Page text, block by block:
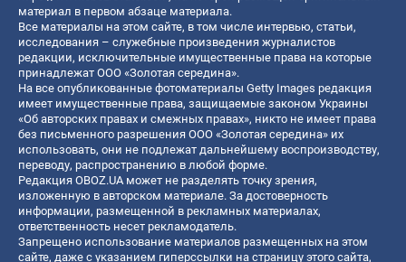
материал в первом абзаце материала.
Все материалы на этом сайте, в том числе интервью, статьи,
исследования – служебные произведения журналистов
редакции, исключительные имущественные права на которые
принадлежат ООО «Золотая середина».
На все опубликованные фотоматериалы Getty Images редакция
имеет имущественные права, защищаемые законом Украины
«Об авторских правах и смежных правах», никто не имеет права
без письменного разрешения ООО «Золотая середина» их
использовать, они не подлежат дальнейшему воспроизводству,
переводу, распространению в любой форме.
Редакция OBOZ.UA может не разделять точку зрения,
изложенную в авторском материале. За достоверность
информации, размещенной в рекламных материалах,
ответственность несет рекламодатель.
Запрещено использование материалов размещенных на этом
сайте, даже с указанием гиперссылки на страницу этого сайта,